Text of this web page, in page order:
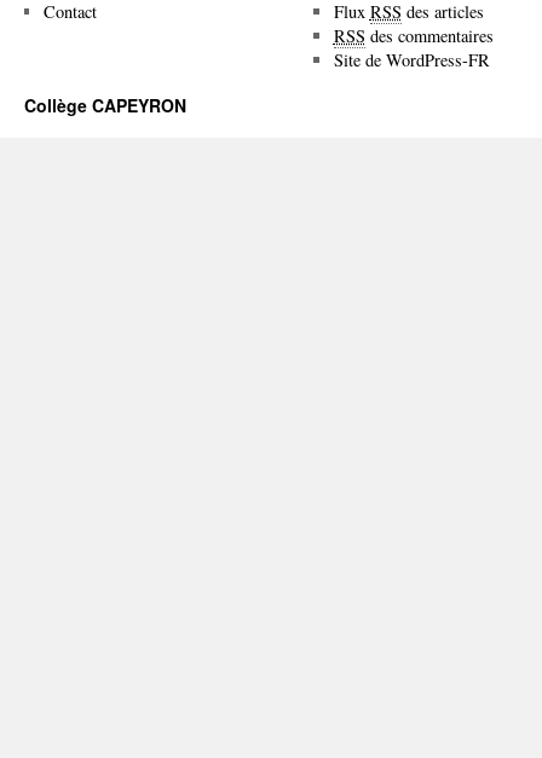
Contact Flux RSS des articles
RSS des commentaires
Site de WordPress-FR
Collège CAPEYRON